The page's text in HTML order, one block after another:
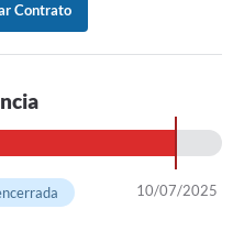
Contrato
10/07/2025